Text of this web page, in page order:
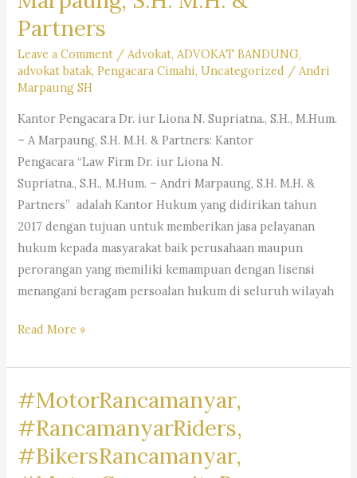
Partners
Leave a Comment /Advokat,ADVOKAT BANDUNG,
advokat batak,Pengacara Cimahi,Uncategorized /Andri
Marpaung SH
Kantor Pengacara Dr. iur Liona N. Supriatna., S.H., M.Hum.
– A Marpaung, S.H. M.H. & Partners: Kantor
Pengacara “Law Firm Dr. iur Liona N.
Supriatna., S.H., M.Hum. – Andri Marpaung, S.H. M.H. &
Partners” adalah Kantor Hukum yang didirikan tahun
2017 dengan tujuan untuk memberikan jasa pelayanan
hukum kepada masyarakat baik perusahaan maupun
perorangan yang memiliki kemampuan dengan lisensi
menangani beragam persoalan hukum di seluruh wilayah
Kantor
Dr.
iur
N.
Supriatna., S.H., M.Hum.
Read More »
#MotorRancamanyar,
#RancamanyarRiders,
#BikersRancamanyar,